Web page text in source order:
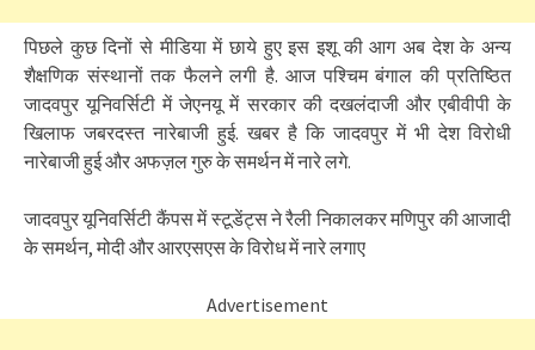
पिछले कुछ दिनों से मीडिया में छाये हुए इस इशू की आग अब देश के अन्य
शैक्षणिक संस्थानों तक फैलने लगी है. आज पश्चिम बंगाल की प्रतिष्ठित
जादवपुर यूनिवर्सिटी में जेएनयू में सरकार की दखलंदाजी और एबीवीपी के
खिलाफ जबरदस्त नारेबाजी हुई. खबर है कि जादवपुर में भी देश विरोधी
नारेबाजी हुई और अफज़ल गुरु के समर्थन में नारे लगे.
जादवपुर यूनिवर्सिटी कैंपस में स्टूडेंट्स ने रैली निकालकर मणिपुर की आजादी
के समर्थन, मोदी और आरएसएस के विरोध में नारे लगाए
Advertisement